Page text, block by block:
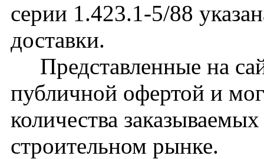
серии 1.423.1-5/88
доставки.
Представленные на
публичной офертой и
количества
строительном рынке.